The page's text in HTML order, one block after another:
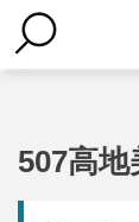
507高